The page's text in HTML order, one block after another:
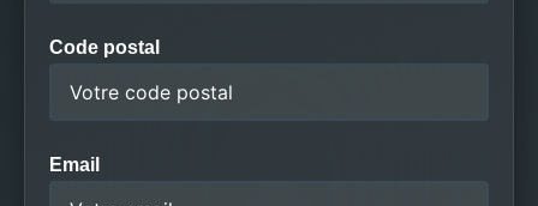
Code postal
Email